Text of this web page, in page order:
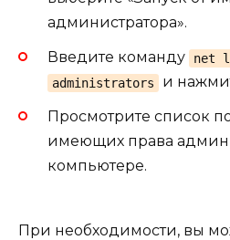
администратора».
Введите команду
net
administrators
и
Просмотрите список
имеющих права
компьютере.
При необходимости, вы